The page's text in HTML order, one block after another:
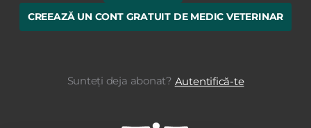
CREEAZĂ UN CONT GRATUIT DE MEDIC VETERINAR
Sunteți deja abonat? Autentifică-te